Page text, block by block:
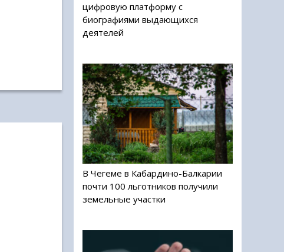
цифровую платформу с
биографиями выдающихся
деятелей
В Чегеме в Кабардино-Балкарии
почти 100 льготников получили
земельные участки